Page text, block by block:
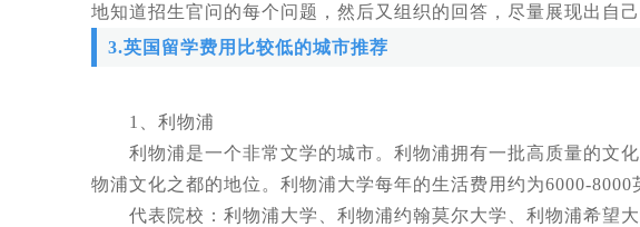
地知道招生官问的每个问题，然后又组织的回答，尽量展现出自
3.英国留学费用比较低的城市推荐
1、利物浦
利物浦是一个非常文学的城市。利物浦拥有一批高质量的文化
物浦文化之都的地位。利物浦大学每年的生活费用约为6000-
代表院校：利物浦大学、利物浦约翰莫尔大学、利物浦希望大